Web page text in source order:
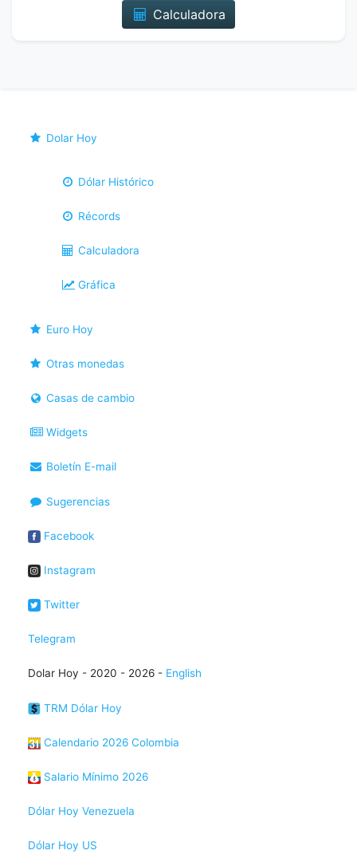
Calculadora
Dolar Hoy
Dólar Histórico
Récords
Calculadora
Gráfica
Euro Hoy
Otras monedas
Casas de cambio
Widgets
Boletín E-mail
Sugerencias
Facebook
Instagram
Twitter
Telegram
Dolar Hoy - 2020 - 2026 - English
TRM Dólar Hoy
Calendario 2026 Colombia
Salario Mínimo 2026
Dólar Hoy Venezuela
Dólar Hoy US